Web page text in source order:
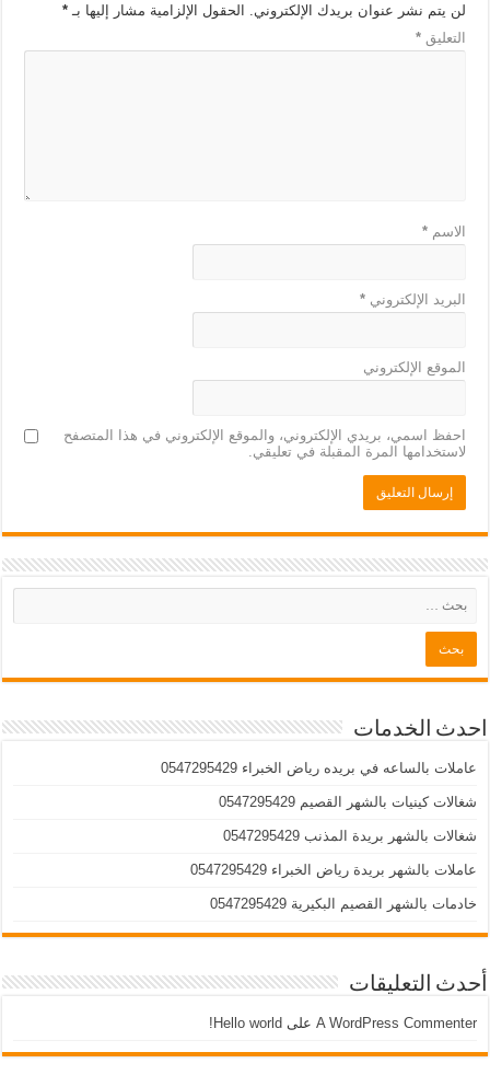
لن يتم نشر عنوان بريدك الإلكتروني. الحقول الإلزامية مشار إليها بـ*
التعليق*
الاسم*
البريد الإلكتروني*
الموقع الإلكتروني
احفظ اسمي، بريدي الإلكتروني، والموقع الإلكتروني في هذا المتصفح
لاستخدامها المرة المقبلة في تعليقي.
احدث الخدمات
عاملات بالساعه في بريده رياض الخبراء 0547295429
شغالات كينيات بالشهر القصيم 0547295429
شغالات بالشهر بريدة المذنب 0547295429
عاملات بالشهر بريدة رياض الخبراء 0547295429
خادمات بالشهر القصيم البكيرية 0547295429
أحدث التعليقات
A WordPress Commenter على Hello world!